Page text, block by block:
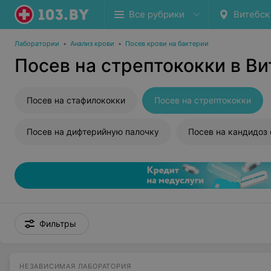
Все рубрики Витебск
Лаборатории • Анализ крови • Посев крови на бактерии
Посев на стрептококки в
Посев на стафилококки Посев на стрептококки
Посев на дифтерийную палочку
Фильтры
НЕЗАВИСИМАЯ ЛАБОРАТОРИЯ